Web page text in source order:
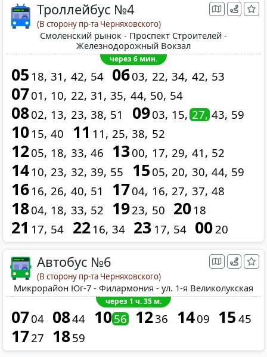
Троллейбус №4
(В сторону пр-та Черняховского)
Смоленский рынок - Проспект Строителей -
Железнодорожный Вокзал
через 6 мин.
05 18 31 42 54 0603 22 34 42 53
0701 10 22 31 35 44 50 54
0802 13 23 38 51 0903 15 27 43 59
10 15 40 11 11 25 38 52
1205 18 33 46 1300 17 29 41 52
14 10 23 32 39 55 15 05 20 30 44 59
16 16 26 40 51 1704 16 27 37 48
1804 18 33 52 1923 50 20 18
21 17 54 22 16 34 23 17 54 00 20
Автобус №6
(В сторону пр-та Черняховского)
Микрорайон Юг-7 - Филармония - ул. 1-я Великолукская
через 1 ч. 35 м.
0704 0844 1056 1236 1409 15 45
1727 1859